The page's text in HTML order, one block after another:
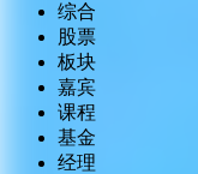
综合
股票
板块
嘉宾
课程
基金
经理